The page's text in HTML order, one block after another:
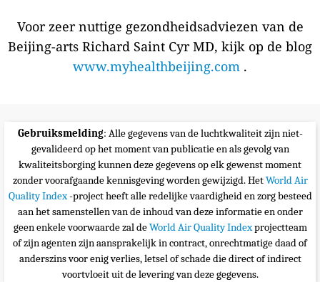
Voor zeer nuttige gezondheidsadviezen van de
Beijing-arts Richard Saint Cyr MD, kijk op de blog
www.myhealthbeijing.com .
Gebruiksmelding: Alle gegevens van de luchtkwaliteit zijn niet-
gevalideerd op het moment van publicatie en als gevolg van
kwaliteitsborging kunnen deze gegevens op elk gewenst moment
zonder voorafgaande kennisgeving worden gewijzigd. HetWorld Air
Quality Index-project heeft alle redelijke vaardigheid en zorg besteed
aan het samenstellen van de inhoud van deze informatie en onder
geen enkele voorwaarde zal deWorld Air Quality Indexprojectteam
of zijn agenten zijn aansprakelijk in contract, onrechtmatige daad of
anderszins voor enig verlies, letsel of schade die direct of indirect
voortvloeit uit de levering van deze gegevens.